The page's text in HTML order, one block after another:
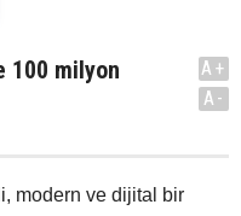
100 milyon
A+
A-
modern ve dijital bir